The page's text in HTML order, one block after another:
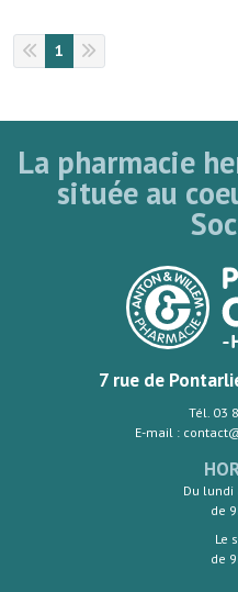
1
La pharmacie
située au
7 rue de
Tél. 03
E-mail :
Du lundi
de
Le
de